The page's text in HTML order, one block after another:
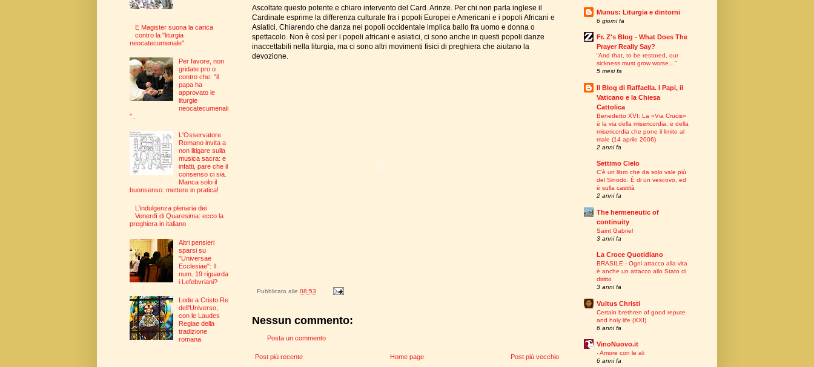
Ascoltate questo potente e chiaro intervento del Card. Arinze. Per chi non parla inglese il
Cardinale esprime la differenza culturale fra i popoli Europei e Americani e i popoli Africani e
Asiatici. Chiarendo che danza nei popoli occidentale implica ballo fra uomo e donna o
spettacolo. Non è così per i popoli africani e asiatici, ci sono anche in questi popoli danze
inaccettabili nella liturgia, ma ci sono altri movimenti fisici di preghiera che aiutano la
devozione.
Pubblicato alle 08:53
Nessun commento:
Posta un commento
Post più recente Post più vecchio
Home page
E Magister suona la carica
contro la "liturgia
neocatecumenale"
Per favore, non
gridate pro o
contro che: "il
papa ha
approvato le
liturgie
neocatecumenali
"..
L'Osservatore
Romano invita a
non litigare sulla
musica sacra: e
infatti, pare che il
consenso ci sia.
Manca solo il
buonsenso: mettere in pratica!
L'indulgenza plenaria dei
Venerdì di Quaresima: ecco la
preghiera in italiano
Altri pensieri
sparsi su
"Universae
Ecclesiae": Il
num. 19 riguarda
i Lefebvriani?
Lode a Cristo Re
dell'Universo,
con le Laudes
Regiae della
tradizione
romana
Munus: Liturgia e dintorni
6 giorni fa
Fr. Z's Blog - What Does The
Prayer Really Say?
“And that, to be restored, our
sickness must grow worse…”
5 mesi fa
Il Blog di Raffaella. I Papi, il
Vaticano e la Chiesa
Cattolica
Benedetto XVI: La «Via Crucis»
è la via della misericordia, e della
misericordia che pone il limite al
male (14 aprile 2006)
2 anni fa
Settimo Cielo
C’è un libro che da solo vale più
del Sinodo. È di un vescovo, ed
è sulla castità
2 anni fa
The hermeneutic of
continuity
Saint Gabriel
3 anni fa
La Croce Quotidiano
BRASILE - Ogni attacco alla vita
è anche un attacco allo Stato di
diritto
3 anni fa
Vultus Christi
Certain brethren of good repute
and holy life (XXI)
6 anni fa
VinoNuovo.it
- Amore con le ali
6 anni fa